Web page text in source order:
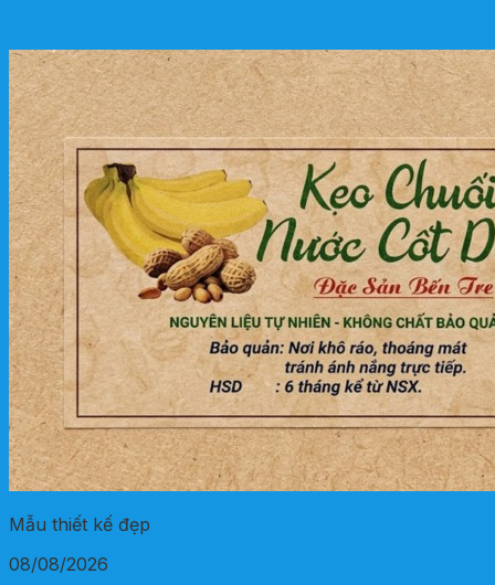
Mẫu thiết kế đẹp
08/08/2026